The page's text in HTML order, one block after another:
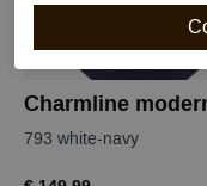
793 white-navy